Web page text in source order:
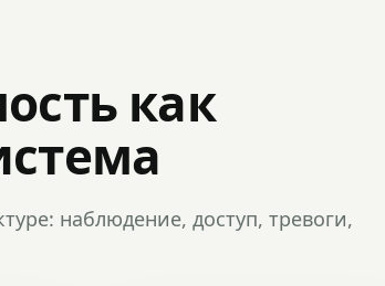
как
наблюдение, доступ, тревоги,